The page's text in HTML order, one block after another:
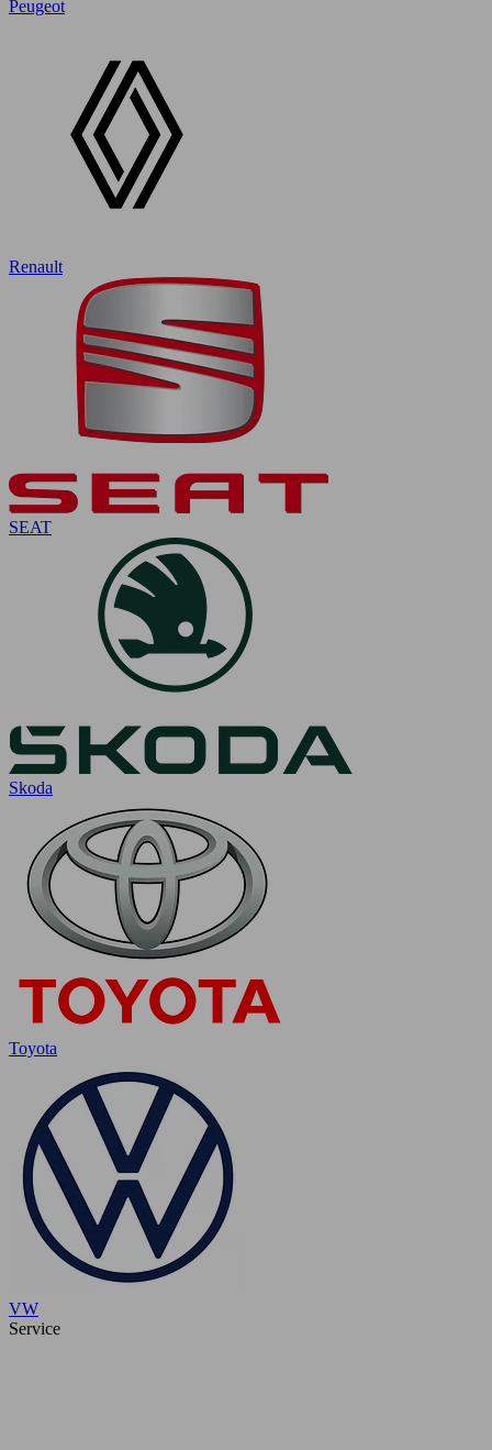
Peugeot
Renault
SEAT
Skoda
Toyota
VW
Service